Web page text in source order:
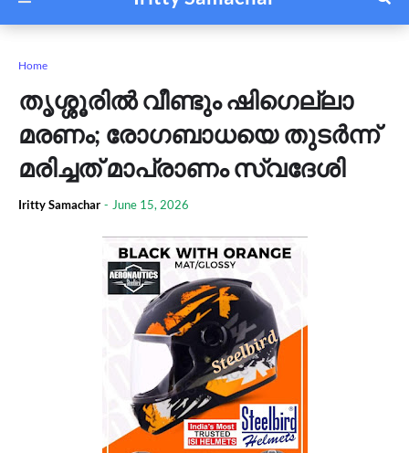
Home
തൃശ്ശൂരിൽ വീണ്ടും ഷിഗെല്ലാ
മരണം; രോ​​ഗബാധയെ തുടർന്ന്
മരിച്ചത് മാപ്രാണം സ്വദേശി
Iritty Samachar - June 15, 2026